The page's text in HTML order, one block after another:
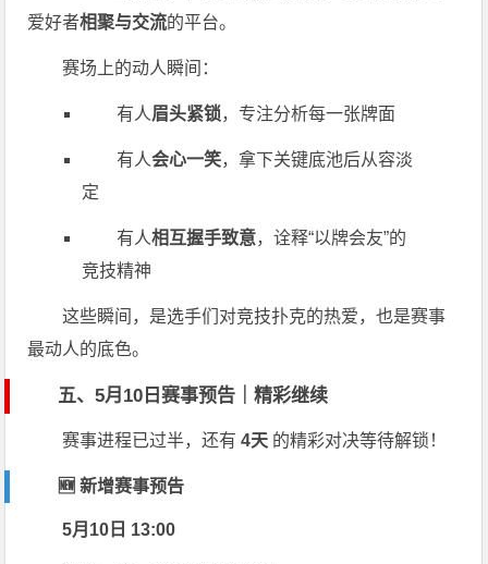
爱好者相聚与交流的平台。
赛场上的动人瞬间：
有人眉头紧锁，专注分析每一张牌面
有人会心一笑，拿下关键底池后从容淡
定
有人相互握手致意，诠释“以牌会友”的
竞技精神
这些瞬间，是选手们对竞技扑克的热爱，也是赛事
最动人的底色。
五、5月10日赛事预告｜精彩继续
赛事进程已过半，还有4天 的精彩对决等待解锁！
🆕 新增赛事预告
5月10日 13:00